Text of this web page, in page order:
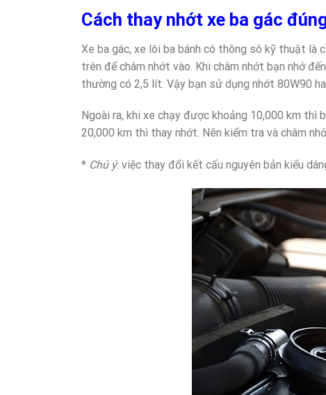
Cách thay nhớt xe ba gác
Xe ba gác, xe lôi ba bánh có thông sô kỹ thuật là
trên để châm nhớt vào. Khi châm nhớt bạn nhớ
thường có 2,5 lít. Vậy bạn sử dụng nhớt 80W90
Ngoài ra, khi xe chạy được khoảng 10,000 km thì
20,000 km thì thay nhớt. Nên kiểm tra và châm
* Chú ý: việc thay đổi kết cấu nguyên bản kiểu